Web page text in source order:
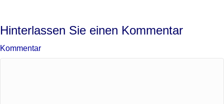
Hinterlassen Sie einen Kommentar
Kommentar